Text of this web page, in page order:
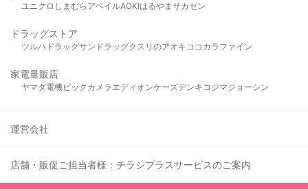
ユニクロ しまむら アベイルAOKIはるやま サカゼン
ドラッグストア
ツルハドラッグサンドラッグクスリのアオキ ココカラファイン
家電量販店
ヤマダ電機ビックカメラ エディオンケーズデンキ コジマジョーシン
運営会社
店舗・販促ご担当者様：チラシプラスサービスのご案内